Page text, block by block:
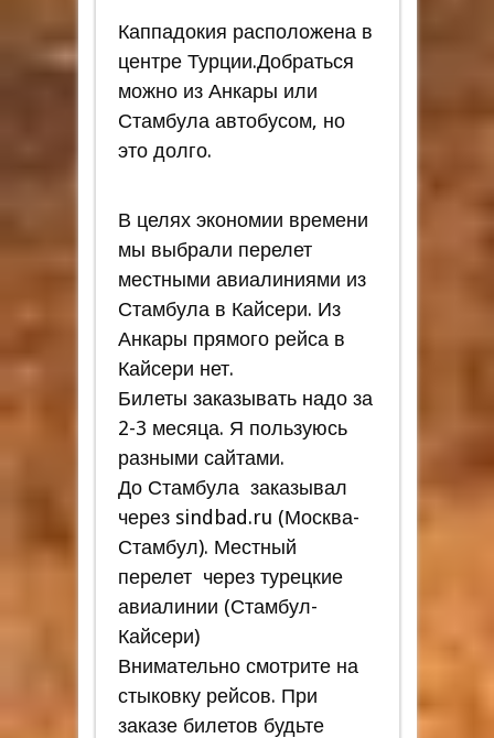
Каппадокия расположена в
центре Турции.Добраться
можно из Анкары или
Стамбула автобусом, но
это долго.
В целях экономии времени
мы выбрали перелет
местными авиалиниями из
Стамбула в Кайсери. Из
Анкары прямого рейса в
Кайсери нет.
Билеты заказывать надо за
2-3 месяца. Я пользуюсь
разными сайтами.
До Стамбула заказывал
через sindbad.ru (Москва-
Стамбул). Местный
перелет через турецкие
авиалинии (Стамбул-
Кайсери)
Внимательно смотрите на
стыковку рейсов. При
заказе билетов будьте